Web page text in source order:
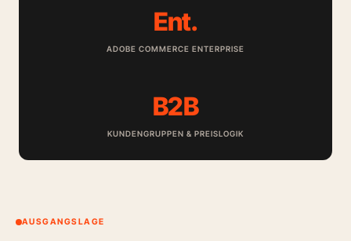
Ent.
ADOBE COMMERCE ENTERPRISE
B2B
KUNDENGRUPPEN & PREISLOGIK
AUSGANGSLAGE